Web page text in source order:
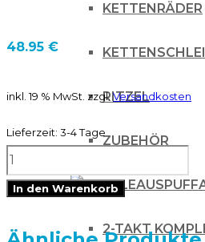
KETTENRÄDER
RITZEL
ZUBEHÖR
2-TAKT
48.95 €
inkl. 19 % MwSt. zzgl.Versandkosten
Lieferzeit: 3-4 Tage
RTechmx
Sitzbankschaum
KTM
In den Warenkorb